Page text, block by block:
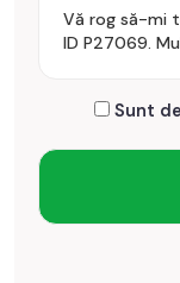
Sunt